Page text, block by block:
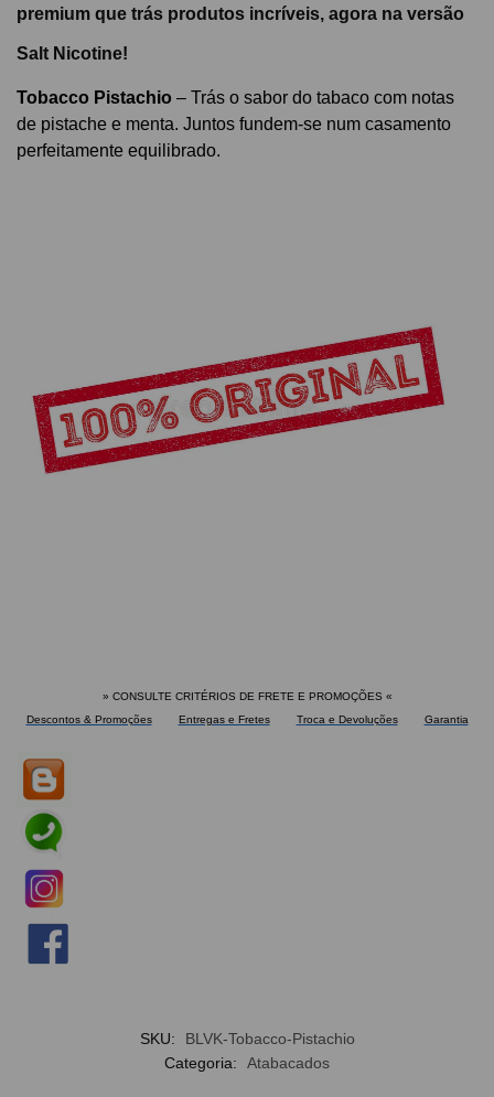
premium que trás produtos incríveis, agora na versão
Salt Nicotine!
Tobacco Pistachio – Trás o sabor do tabaco com notas
de pistache e menta. Juntos fundem-se num casamento
perfeitamente equilibrado.
» CONSULTE CRITÉRIOS DE FRETE E PROMOÇÕES «
Descontos & Promoções
Entregas e Fretes Troca e Devoluções Garantia
SKU:
BLVK-Tobacco-Pistachio
Categoria:
Atabacados